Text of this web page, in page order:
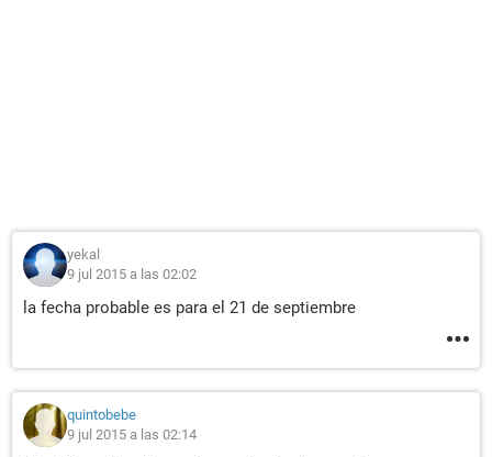
yekal
9 jul 2015 a las 02:02
la fecha probable es para el 21 de septiembre
quintobebe
9 jul 2015 a las 02:14